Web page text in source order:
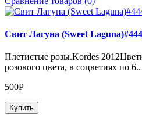
Свит Лагуна (Sweet Laguna)#444
Плетистые розы.Kordes
розового цвета, в соцветиях по 6..
500Р
Купить